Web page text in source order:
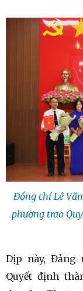
Đồng chí Lê
phường trao
Dịp này, Đảng
Quyết định